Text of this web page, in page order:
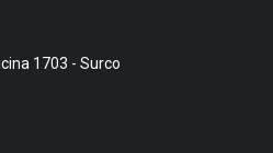
1703 - Surco